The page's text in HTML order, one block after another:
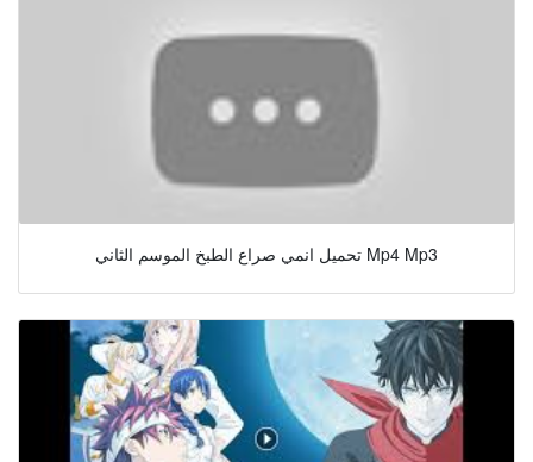
تحميل انمي صراع الطبخ الموسم الثاني Mp4 Mp3